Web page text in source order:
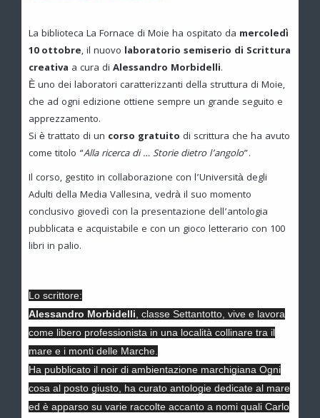
La biblioteca La Fornace di Moie ha ospitato da mercoledì
10 ottobre, il nuovo laboratorio semiserio di Scrittura
creativa a cura di Alessandro Morbidelli.
È uno dei laboratori caratterizzanti della struttura di Moie,
che ad ogni edizione ottiene sempre un grande seguito e
apprezzamento.
Si è trattato di un corso gratuito di scrittura che ha avuto
come titolo “Alla ricerca di … Storie dietro l’angolo”.
Il corso, gestito in collaborazione con l’Università degli
Adulti della Media Vallesina, vedrà il suo momento
conclusivo giovedì con la presentazione dell’antologia
pubblicata e acquistabile e con un gioco letterario con 100
libri in palio.
Lo scrittore:
Alessandro Morbidelli , classe Settantotto, vive e lavora
come libero professionista in una località collinare tra il
mare e i monti delle Marche.
Ha pubblicato il noir di ambientazione marchigiana Ogni
cosa al posto giusto, ha curato antologie dedicate al mare
ed è apparso su varie raccolte accanto a nomi quali Carlo